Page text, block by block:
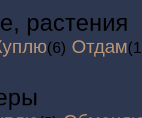
растения
(6) Отдам